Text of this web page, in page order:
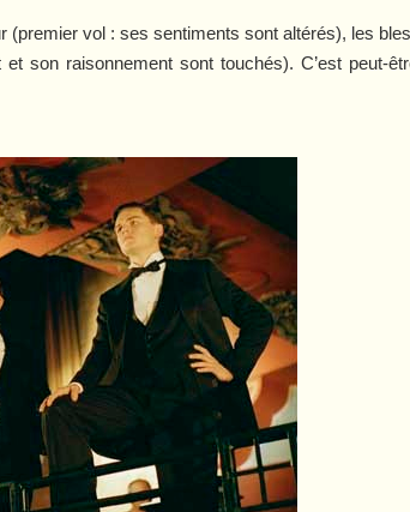
vol : ses sentiments sont altérés), les
son raisonnement sont touchés). C’est peut-